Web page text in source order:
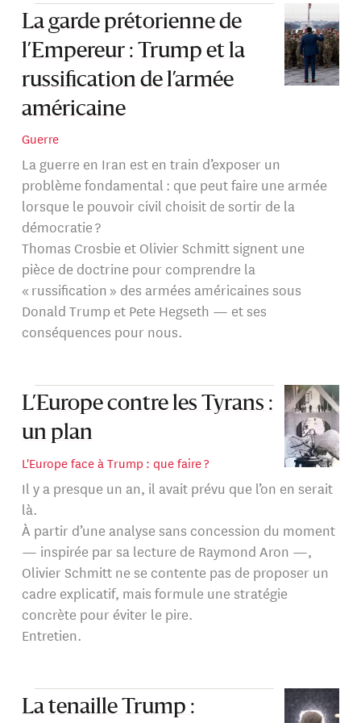
politique étrangère) de l’International Studies
Association. Son ouvrage Allies that Count, Junior
Partners in Coalition Warfare a été nommé l’un des 10
meilleurs ouvrages de 2018 en relations internationales
parl’International Institute for Strategic Studies.
Ses recherches portent sur les études stratégiques et de
sécurité, la coopération militaire multilatérale, les
politiques de défense comparées, le contrôle des armes,
le caractère changeant de la guerre, l’influence et la
propagande ainsi que les idéologies d’extrême-droite.
La garde prétorienne de
l’Empereur : Trump et la
russification de l’armée
américaine
Guerre
La guerre en Iran est en train d’exposer un
problème fondamental : que peut faire une armée
lorsque le pouvoir civil choisit de sortir de la
démocratie ?
Thomas Crosbie et Olivier Schmitt signent une
pièce de doctrine pour comprendre la
« russification » des armées américaines sous
Donald Trump et Pete Hegseth — et ses
conséquences pour nous.
L’Europe contre les Tyrans :
un plan
L'Europe face à Trump : que faire ?
Il y a presque un an, il avait prévu que l’on en serait
là.
À partir d’une analyse sans concession du moment
— inspirée par sa lecture de Raymond Aron —,
Olivier Schmitt ne se contente pas de proposer un
cadre explicatif, mais formule une stratégie
concrète pour éviter le pire.
Entretien.
La tenaille Trump :